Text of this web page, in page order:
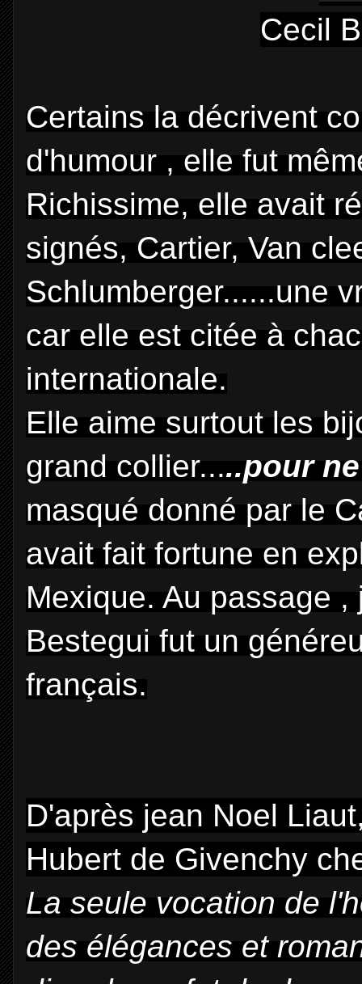
Cecil
Certains la décrivent
d'humour , elle fut
Richissime, elle avait
signés, Cartier, Van
Schlumberger......une
car elle est citée à
internationale.
Elle aime surtout les
grand collier.....pour
masqué donné par le
avait fait fortune en
Mexique. Au passage
Bestegui fut un
français.
D'après jean Noel
Hubert de Givenchy
La seule vocation de
des élégances et